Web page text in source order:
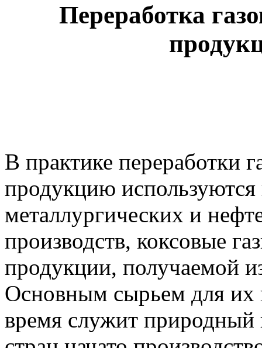
Переработка
В практике переработки
продукцию используются
металлургических и
производств, коксовые
продукции, получаемой
Основным сырьем для их
время служит природный